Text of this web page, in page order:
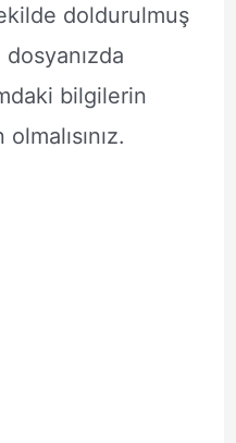
doldurulmuş
bilgilerin